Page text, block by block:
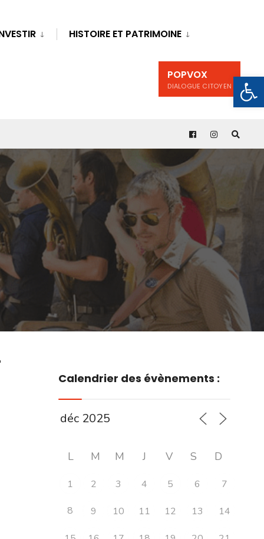
HISTOIRE ET PATRIMOINE
POPVOX
DIALOGUE CITOYEN
Calendrier des évènements :
L M M J V S D
1 2 3 4 5 6 7
8 9 10 11 12 13 14